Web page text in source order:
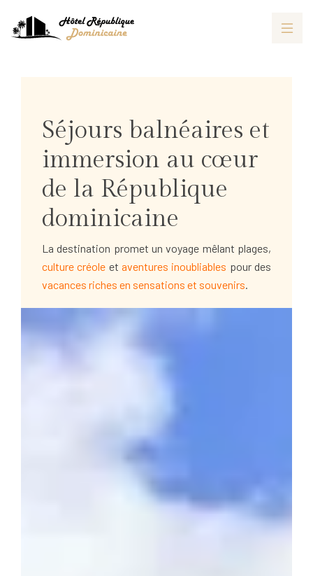
Séjours balnéaires et
immersion au cœur
de la République
dominicaine
La destination promet un voyage mêlant plages,
culture créole etaventures inoubliables pour des
vacances riches en sensations et souvenirs.